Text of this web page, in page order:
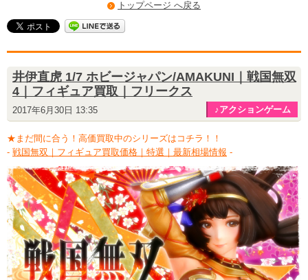
トップページ へ戻る
井伊直虎 1/7 ホビージャパン/AMAKUNI｜戦国無双
4｜フィギュア買取｜フリークス
2017年6月30日 13:35 ♪アクションゲーム
★まだ間に合う！高価買取中のシリーズはコチラ！！
- 戦国無双｜フィギュア買取価格｜特選｜最新相場情報 -